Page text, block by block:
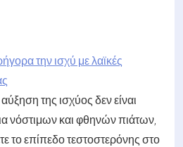
την ισχύ με λαϊκές
της ισχύος δεν είναι
νόστιμων και φθηνών πιάτων,
το επίπεδο τεστοστερόνης στο